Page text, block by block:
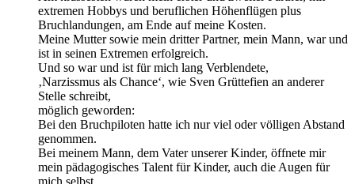
extremen Hobbys und beruflichen Höhenflügen plus
Bruchlandungen, am Ende auf meine Kosten.
Meine Mutter sowie mein dritter Partner, mein Mann, war und
ist in seinen Extremen erfolgreich.
Und so war und ist für mich lang Verblendete,
‚Narzissmus als Chance‘, wie Sven Grüttefien an anderer
Stelle schreibt,
möglich geworden:
Bei den Bruchpiloten hatte ich nur viel oder völligen Abstand
genommen.
Bei meinem Mann, dem Vater unserer Kinder, öffnete mir
mein pädagogisches Talent für Kinder, auch die Augen für